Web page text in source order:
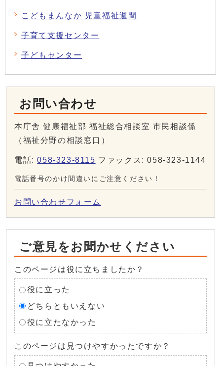
こどもまんなか 児童福祉週間
子育て支援センター
子どもセンター
お問い合わせ
本庁舎 健康福祉部 福祉総合相談室 市民相談係
（福祉分野の相談窓口）
電話:058-323-8115 ファックス: 058-323-1144
電話番号のかけ間違いにご注意ください！
お問い合わせフォーム
ご意見をお聞かせください
このページは役に立ちましたか？
役に立った
どちらともいえない
役に立たなかった
このページは見つけやすかったですか？